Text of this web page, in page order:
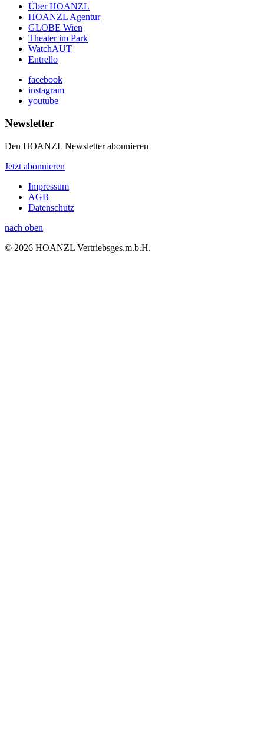
Über HOANZL
HOANZL Agentur
GLOBE Wien
Theater im Park
WatchAUT
Entrello
facebook
instagram
youtube
Newsletter
Den HOANZL Newsletter abonnieren
Jetzt abonnieren
Impressum
AGB
Datenschutz
nach oben
© 2026 HOANZL Vertriebsges.m.b.H.